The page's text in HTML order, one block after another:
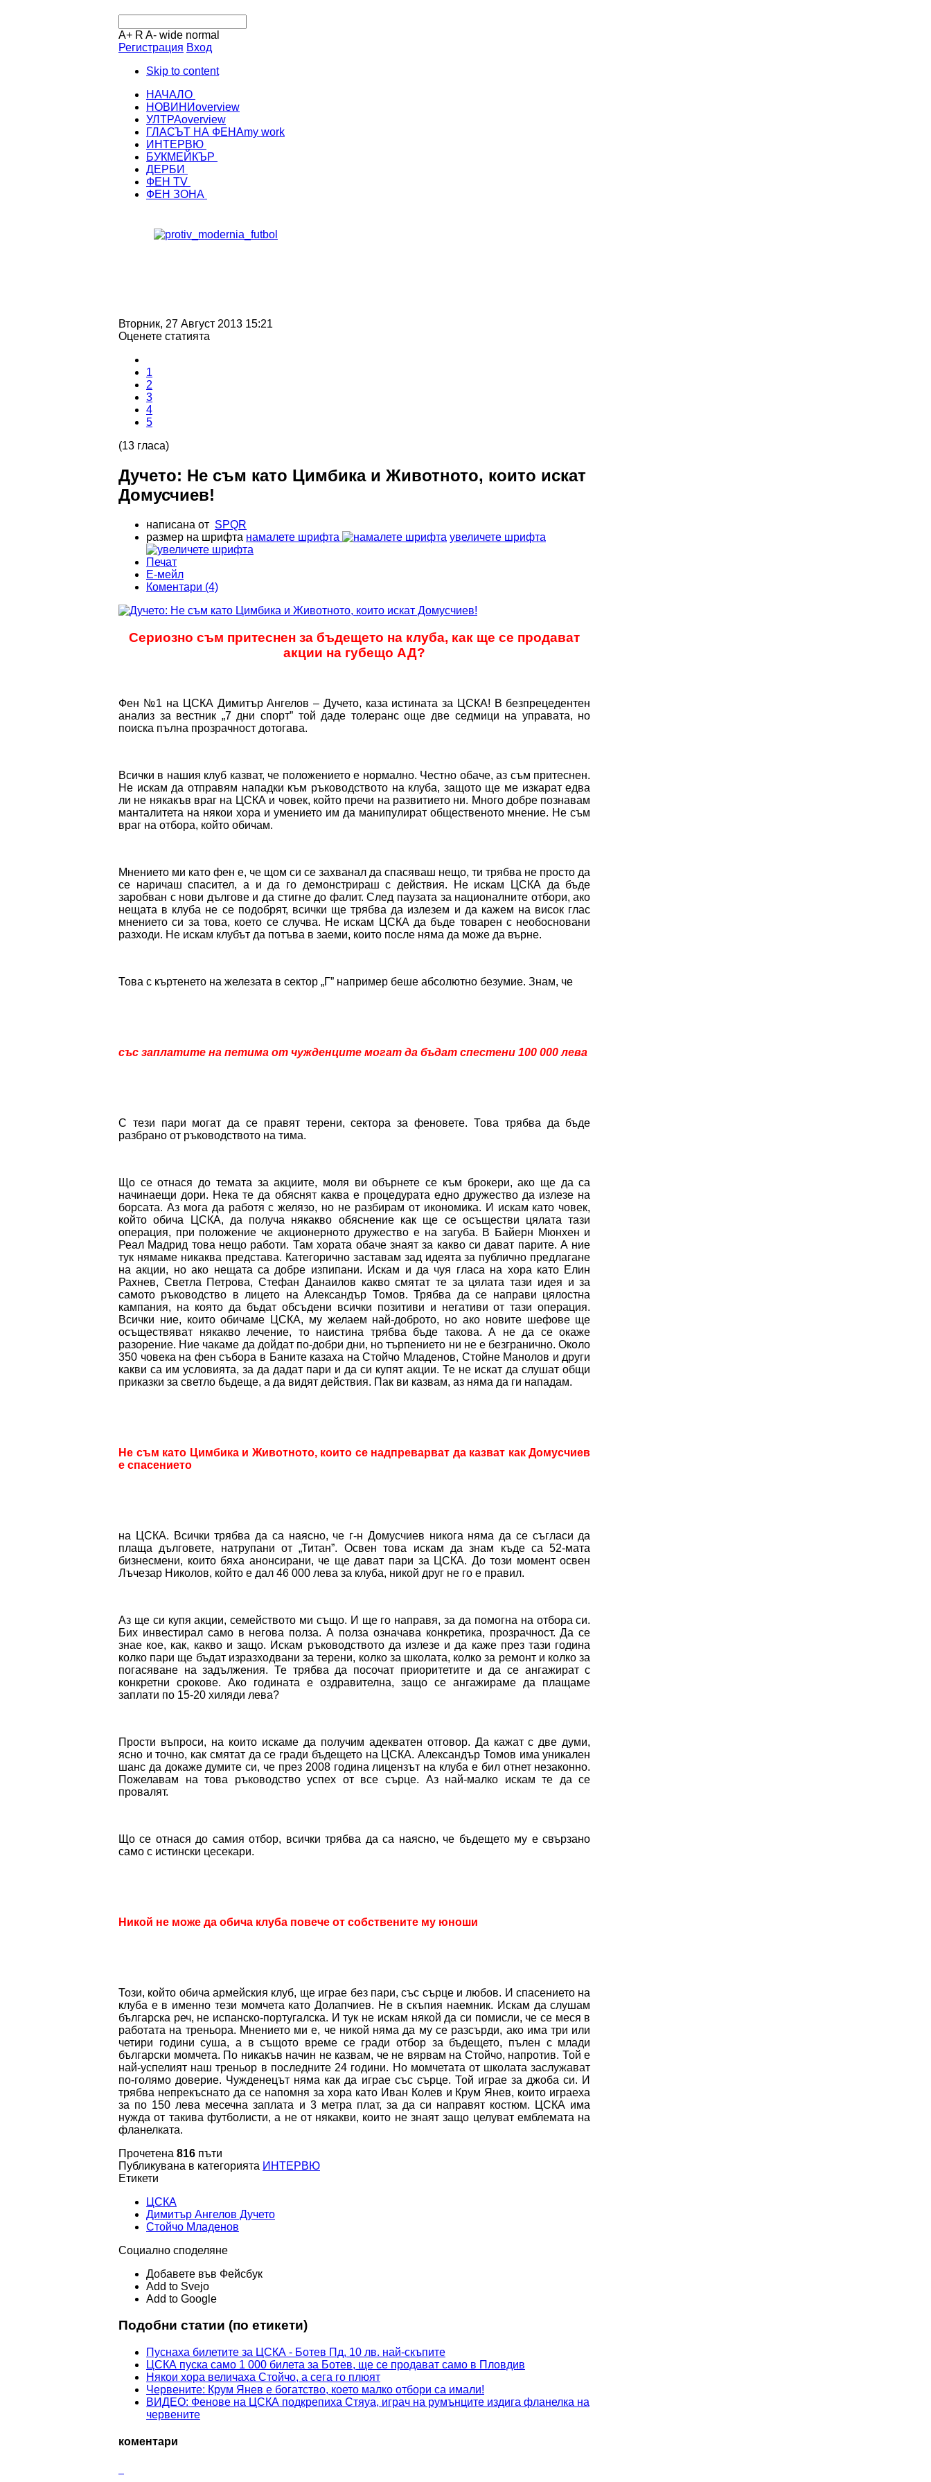
A+ R A- wide normal
Регистрация Вход
Skip to content
НАЧАЛО
НОВИНИoverview
УЛТРАoverview
ГЛАСЪТ НА ФЕНАmy work
ИНТЕРВЮ
БУКМЕЙКЪР
ДЕРБИ
ФЕН TV
ФЕН ЗОНА
Вторник, 27 Август 2013 15:21
Оценете статията
1
2
3
4
5
(13 гласа)
Дучето: Не съм като Цимбика и Животното, които искат
Домусчиев!
написана от SPQR
размер на шрифта намалете шрифта увеличете шрифта
Печат
Е-мейл
Коментари (4)
Сериозно съм притеснен за бъдещето на клуба, как ще се продават
акции на губещо АД?
Фен №1 на ЦСКА Димитър Ангелов – Дучето, каза истината за ЦСКА! В безпрецедентен
анализ за вестник „7 дни спорт” той даде толеранс още две седмици на управата, но
поиска пълна прозрачност дотогава.
Всички в нашия клуб казват, че положението е нормално. Честно обаче, аз съм притеснен.
Не искам да отправям нападки към ръководството на клуба, защото ще ме изкарат едва
ли не някакъв враг на ЦСКА и човек, който пречи на развитието ни. Много добре познавам
манталитета на някои хора и умението им да манипулират общественото мнение. Не съм
враг на отбора, който обичам.
Мнението ми като фен е, че щом си се захванал да спасяваш нещо, ти трябва не просто да
се наричаш спасител, а и да го демонстрираш с действия. Не искам ЦСКА да бъде
заробван с нови дългове и да стигне до фалит. След паузата за националните отбори, ако
нещата в клуба не се подобрят, всички ще трябва да излезем и да кажем на висок глас
мнението си за това, което се случва. Не искам ЦСКА да бъде товарен с необосновани
разходи. Не искам клубът да потъва в заеми, които после няма да може да върне.
Това с къртенето на железата в сектор „Г” например беше абсолютно безумие. Знам, че
със заплатите на петима от чужденците могат да бъдат спестени 100 000 лева
С тези пари могат да се правят терени, сектора за феновете. Това трябва да бъде
разбрано от ръководството на тима.
Що се отнася до темата за акциите, моля ви обърнете се към брокери, ако ще да са
начинаещи дори. Нека те да обяснят каква е процедурата едно дружество да излезе на
борсата. Аз мога да работя с желязо, но не разбирам от икономика. И искам като човек,
който обича ЦСКА, да получа някакво обяснение как ще се осъществи цялата тази
операция, при положение че акционерното дружество е на загуба. В Байерн Мюнхен и
Реал Мадрид това нещо работи. Там хората обаче знаят за какво си дават парите. А ние
тук нямаме никаква представа. Категорично заставам зад идеята за публично предлагане
на акции, но ако нещата са добре изпипани. Искам и да чуя гласа на хора като Елин
Рахнев, Светла Петрова, Стефан Данаилов какво смятат те за цялата тази идея и за
самото ръководство в лицето на Александър Томов. Трябва да се направи цялостна
кампания, на която да бъдат обсъдени всички позитиви и негативи от тази операция.
Всички ние, които обичаме ЦСКА, му желаем най-доброто, но ако новите шефове ще
осъществяват някакво лечение, то наистина трябва бъде такова. А не да се окаже
разорение. Ние чакаме да дойдат по-добри дни, но търпението ни не е безгранично. Около
350 човека на фен събора в Баните казаха на Стойчо Младенов, Стойне Манолов и други
какви са им условията, за да дадат пари и да си купят акции. Те не искат да слушат общи
приказки за светло бъдеще, а да видят действия. Пак ви казвам, аз няма да ги нападам.
Не съм като Цимбика и Животното, които се надпреварват да казват как Домусчиев
е спасението
на ЦСКА. Всички трябва да са наясно, че г-н Домусчиев никога няма да се съгласи да
плаща дълговете, натрупани от „Титан”. Освен това искам да знам къде са 52-мата
бизнесмени, които бяха анонсирани, че ще дават пари за ЦСКА. До този момент освен
Лъчезар Николов, който е дал 46 000 лева за клуба, никой друг не го е правил.
Аз ще си купя акции, семейството ми също. И ще го направя, за да помогна на отбора си.
Бих инвестирал само в негова полза. А полза означава конкретика, прозрачност. Да се
знае кое, как, какво и защо. Искам ръководството да излезе и да каже през тази година
колко пари ще бъдат изразходвани за терени, колко за школата, колко за ремонт и колко за
погасяване на задължения. Те трябва да посочат приоритетите и да се ангажират с
конкретни срокове. Ако годината е оздравителна, защо се ангажираме да плащаме
заплати по 15-20 хиляди лева?
Прости въпроси, на които искаме да получим адекватен отговор. Да кажат с две думи,
ясно и точно, как смятат да се гради бъдещето на ЦСКА. Александър Томов има уникален
шанс да докаже думите си, че през 2008 година лицензът на клуба е бил отнет незаконно.
Пожелавам на това ръководство успех от все сърце. Аз най-малко искам те да се
провалят.
Що се отнася до самия отбор, всички трябва да са наясно, че бъдещето му е свързано
само с истински цесекари.
Никой не може да обича клуба повече от собствените му юноши
Този, който обича армейския клуб, ще играе без пари, със сърце и любов. И спасението на
клуба е в именно тези момчета като Долапчиев. Не в скъпия наемник. Искам да слушам
българска реч, не испанско-португалска. И тук не искам някой да си помисли, че се меся в
работата на треньора. Мнението ми е, че никой няма да му се разсърди, ако има три или
четири години суша, а в същото време се гради отбор за бъдещето, пълен с млади
български момчета. По никакъв начин не казвам, че не вярвам на Стойчо, напротив. Той е
най-успелият наш треньор в последните 24 години. Но момчетата от школата заслужават
по-голямо доверие. Чужденецът няма как да играе със сърце. Той играе за джоба си. И
трябва непрекъснато да се напомня за хора като Иван Колев и Крум Янев, които играеха
за по 150 лева месечна заплата и 3 метра плат, за да си направят костюм. ЦСКА има
нужда от такива футболисти, а не от някакви, които не знаят защо целуват емблемата на
фланелката.
Прочетена 816 пъти
Публикувана в категорията ИНТЕРВЮ
Етикети
ЦСКА
Димитър Ангелов Дучето
Стойчо Младенов
Социално споделяне
Добавете във Фейсбук
Add to Svejo
Add to Google
Подобни статии (по етикети)
Пуснаха билетите за ЦСКА - Ботев Пд, 10 лв. най-скъпите
ЦСКА пуска само 1 000 билета за Ботев, ще се продават само в Пловдив
Някои хора величаха Стойчо, а сега го плюят
Червените: Крум Янев е богатство, което малко отбори са имали!
ВИДЕО: Фенове на ЦСКА подкрепиха Стяуа, играч на румънците издига фланелка на
червените
коментари